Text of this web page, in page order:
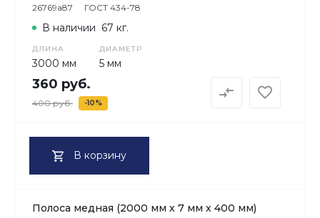
26769a87 ГОСТ 434-78
ДЛИНА
3000 мм
ДИАМЕТР
5 мм
В наличии 67 кг.
360 руб.
400 руб. -10%
В корзину
Полоса медная (2000 мм х 7 мм х 400 мм)